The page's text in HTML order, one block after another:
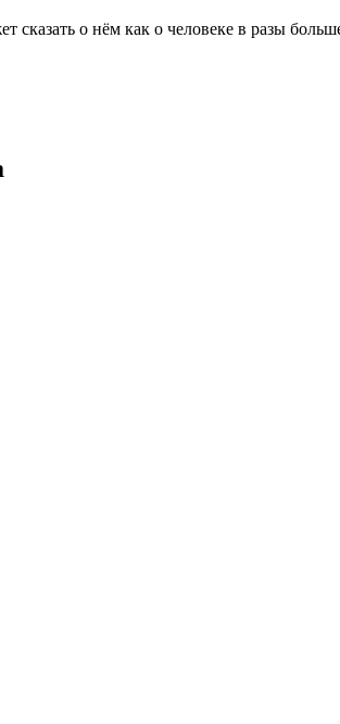
сказать о нём как о человеке в разы